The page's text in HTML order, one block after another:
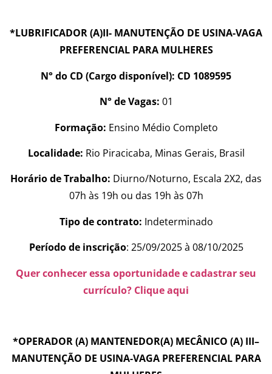
*LUBRIFICADOR (A)II- MANUTENÇÃO DE USINA-VAGA
PREFERENCIAL PARA MULHERES
N° do CD (Cargo disponível): CD 1089595
N° de Vagas: 01
Formação: Ensino Médio Completo
Localidade: Rio Piracicaba, Minas Gerais, Brasil
Horário de Trabalho: Diurno/Noturno, Escala 2X2, das
07h às 19h ou das 19h às 07h
Tipo de contrato: Indeterminado
Período de inscrição: 25/09/2025 à 08/10/2025
Quer conhecer essa oportunidade e cadastrar seu
currículo? Clique aqui
*OPERADOR (A) MANTENEDOR(A) MECÂNICO (A) III–
MANUTENÇÃO DE USINA-VAGA PREFERENCIAL PARA